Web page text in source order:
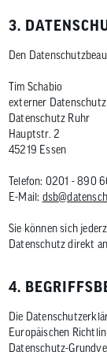
3.
Den
Tim Schabio
externer
Datenschutz Ruhr
Hauptstr. 2
45219 Essen
Telefon: 0201 - 890
E-Mail:
Sie können sich
Datenschutz direkt
4.
Die
Europäischen
Datenschutz-